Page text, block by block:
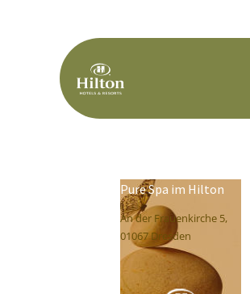
Pure Spa im Hilton
An der Frauenkirche 5,
01067 Dresden